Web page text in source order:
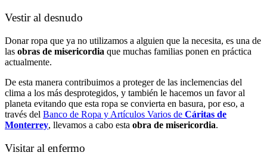
Vestir al desnudo
Donar ropa que ya no utilizamos a alguien que la necesita, es una de
las obras de misericordia que muchas familias ponen en práctica
actualmente.
De esta manera contribuimos a proteger de las inclemencias del
clima a los más desprotegidos, y también le hacemos un favor al
planeta evitando que esta ropa se convierta en basura, por eso, a
través del Banco de Ropa y Artículos Varios de Cáritas de
Monterrey, llevamos a cabo esta obra de misericordia.
Visitar al enfermo